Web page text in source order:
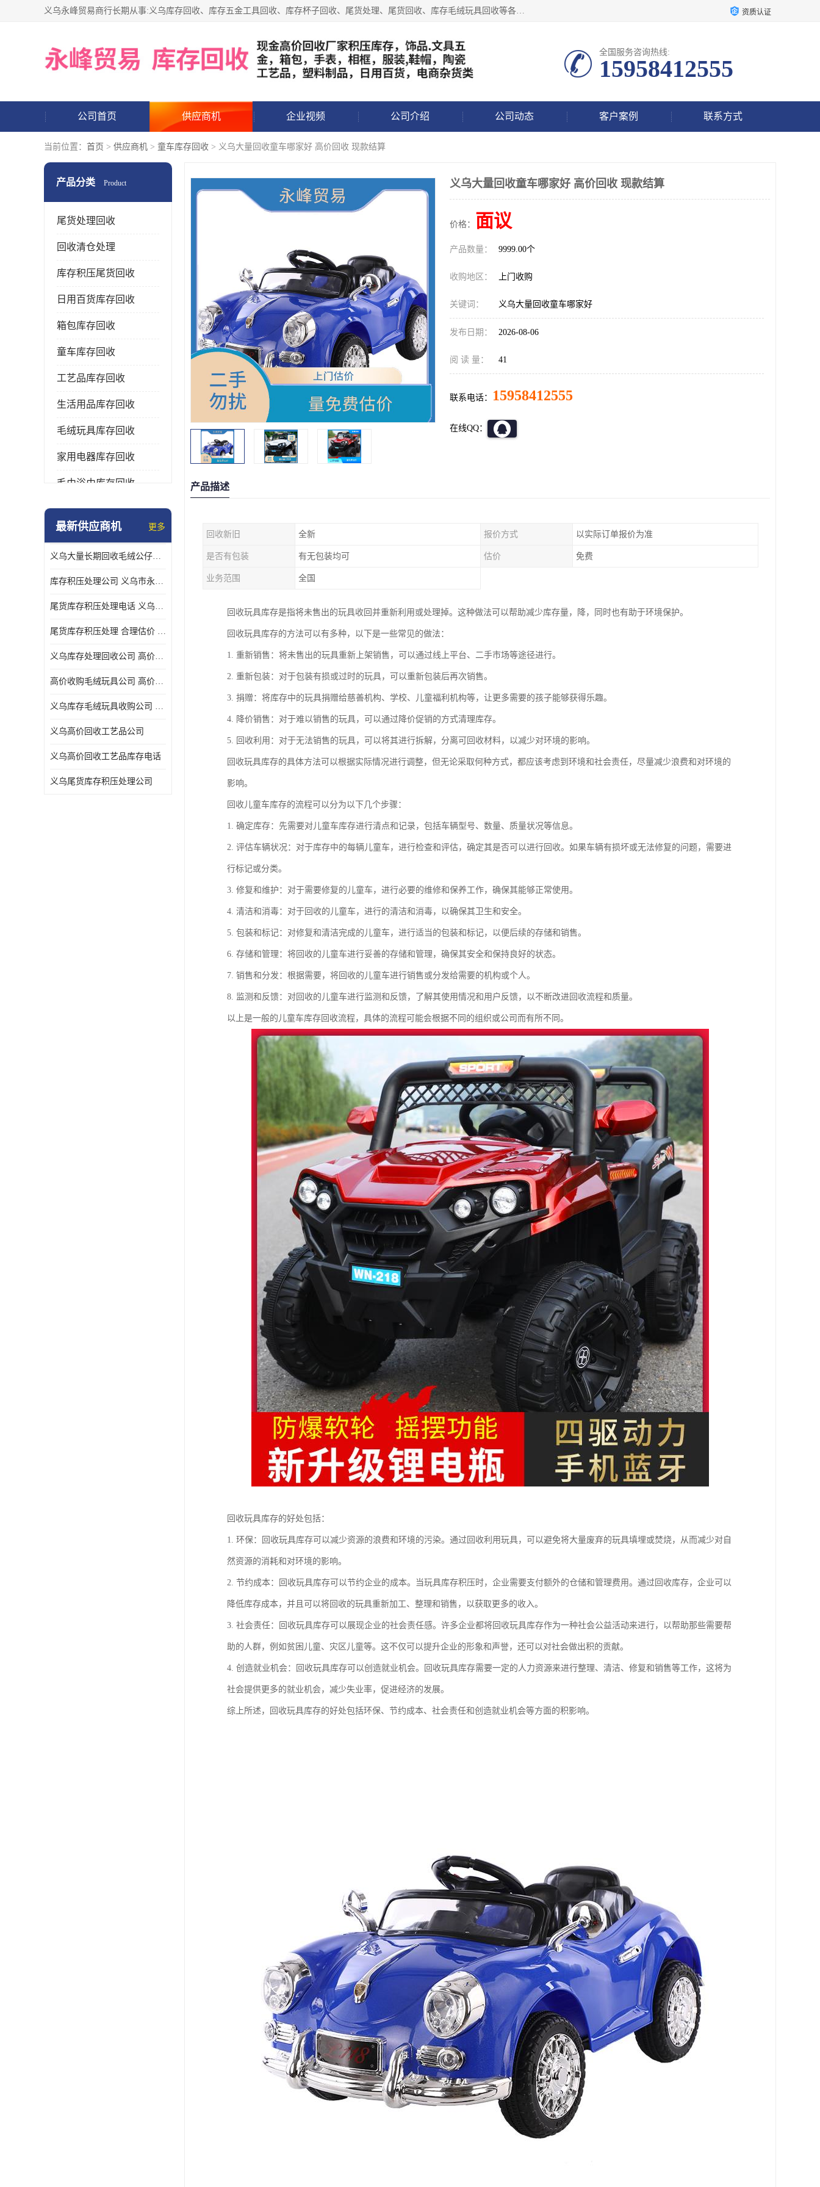
义乌永峰贸易商行长期从事:义乌库存回收、库存五金工具回收、库存杯子回收、尾货处理、尾货回收、库存毛绒玩具回收等各类产品库存回收，我们一直秉承：“，专业收购，价格从优，互惠互利，现金交易，价格公道”七大原则。欢迎有库存处理的老板来电洽谈! 资质认证
全国服务咨询热线:
15958412555
公司首页 供应商机 企业视频 公司介绍 公司动态 客户案例 联系方式
当前位置： 首页 > 供应商机 > 童车库存回收 > 义乌大量回收童车哪家好 高价回收 现款结算
产品分类 Product
尾货处理回收
回收清仓处理
库存积压尾货回收
日用百货库存回收
箱包库存回收
童车库存回收
工艺品库存回收
生活用品库存回收
毛绒玩具库存回收
家用电器库存回收
毛巾浴巾库存回收
水杯保温杯库存回收
五金工具库存回收
库存厨具回收
最新供应商机 更多
义乌大量长期回收毛绒公仔公司 高价回收库存积压 高价回收 欢迎电话咨询
库存积压处理公司 义乌市永峰贸易商行
尾货库存积压处理电话 义乌市永峰贸易商行
尾货库存积压处理 合理估价 量大量小均可
义乌库存处理回收公司 高价回收库存积压 大量尾货回收
高价收购毛绒玩具公司 高价回收库存积压 回收库存 二手勿扰
义乌库存毛绒玩具收购公司 高价回收库存积压 义乌市永峰贸易商行
义乌高价回收工艺品公司
义乌高价回收工艺品库存电话
义乌尾货库存积压处理公司
义乌大量回收童车哪家好 高价回收 现款结算
价格： 面议
产品数量： 9999.00个
收购地区： 上门收购
关键词： 义乌大量回收童车哪家好
发布日期： 2026-08-06
阅 读 量： 41
联系电话： 15958412555
在线QQ：
产品描述
回收新旧 全新 报价方式 以实际订单报价为准
是否有包装 有无包装均可 估价 免费
业务范围 全国
回收玩具库存是指将未售出的玩具收回并重新利用或处理掉。这种做法可以帮助减少库存量，降，同时也有助于环境保护。
回收玩具库存的方法可以有多种，以下是一些常见的做法：
1. 重新销售：将未售出的玩具重新上架销售，可以通过线上平台、二手市场等途径进行。
2. 重新包装：对于包装有损或过时的玩具，可以重新包装后再次销售。
3. 捐赠：将库存中的玩具捐赠给慈善机构、学校、儿童福利机构等，让更多需要的孩子能够获得乐趣。
4. 降价销售：对于难以销售的玩具，可以通过降价促销的方式清理库存。
5. 回收利用：对于无法销售的玩具，可以将其进行拆解，分离可回收材料，以减少对环境的影响。
回收玩具库存的具体方法可以根据实际情况进行调整，但无论采取何种方式，都应该考虑到环境和社会责任，尽量减少浪费和对环境的
影响。
回收儿童车库存的流程可以分为以下几个步骤：
1. 确定库存：先需要对儿童车库存进行清点和记录，包括车辆型号、数量、质量状况等信息。
2. 评估车辆状况：对于库存中的每辆儿童车，进行检查和评估，确定其是否可以进行回收。如果车辆有损坏或无法修复的问题，需要进
行标记或分类。
3. 修复和维护：对于需要修复的儿童车，进行必要的维修和保养工作，确保其能够正常使用。
4. 清洁和消毒：对于回收的儿童车，进行的清洁和消毒，以确保其卫生和安全。
5. 包装和标记：对修复和清洁完成的儿童车，进行适当的包装和标记，以便后续的存储和销售。
6. 存储和管理：将回收的儿童车进行妥善的存储和管理，确保其安全和保持良好的状态。
7. 销售和分发：根据需要，将回收的儿童车进行销售或分发给需要的机构或个人。
8. 监测和反馈：对回收的儿童车进行监测和反馈，了解其使用情况和用户反馈，以不断改进回收流程和质量。
以上是一般的儿童车库存回收流程，具体的流程可能会根据不同的组织或公司而有所不同。
回收玩具库存的好处包括：
1. 环保：回收玩具库存可以减少资源的浪费和环境的污染。通过回收利用玩具，可以避免将大量废弃的玩具填埋或焚烧，从而减少对自
然资源的消耗和对环境的影响。
2. 节约成本：回收玩具库存可以节约企业的成本。当玩具库存积压时，企业需要支付额外的仓储和管理费用。通过回收库存，企业可以
降低库存成本，并且可以将回收的玩具重新加工、整理和销售，以获取更多的收入。
3. 社会责任：回收玩具库存可以展现企业的社会责任感。许多企业都将回收玩具库存作为一种社会公益活动来进行，以帮助那些需要帮
助的人群，例如贫困儿童、灾区儿童等。这不仅可以提升企业的形象和声誉，还可以对社会做出积的贡献。
4. 创造就业机会：回收玩具库存可以创造就业机会。回收玩具库存需要一定的人力资源来进行整理、清洁、修复和销售等工作，这将为
社会提供更多的就业机会，减少失业率，促进经济的发展。
综上所述，回收玩具库存的好处包括环保、节约成本、社会责任和创造就业机会等方面的积影响。